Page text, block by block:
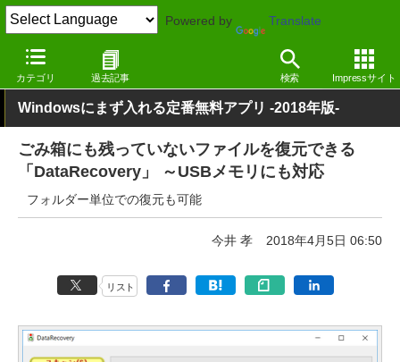
Powered by Translate
カテゴリ 過去記事 検索 Impressサイト
窓の杜 システム・ファイル Windows
Windowsにまず入れる定番無料アプリ -2018年版-
ごみ箱にも残っていないファイルを復元できる
「DataRecovery」 ～USBメモリにも対応
フォルダー単位での復元も可能
今井 孝 2018年4月5日 06:50
リスト